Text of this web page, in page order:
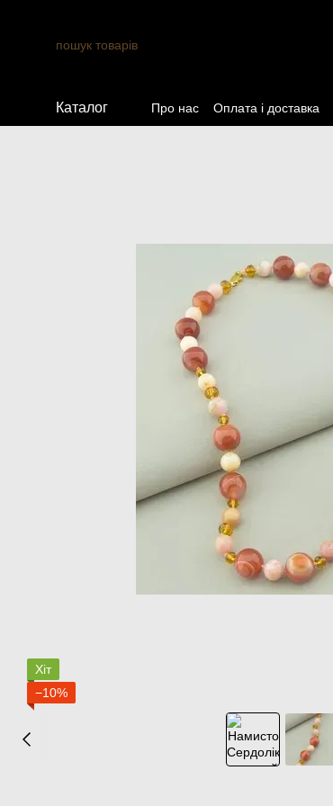
Каталог Про нас Оплата і доставка
Хіт
−10%